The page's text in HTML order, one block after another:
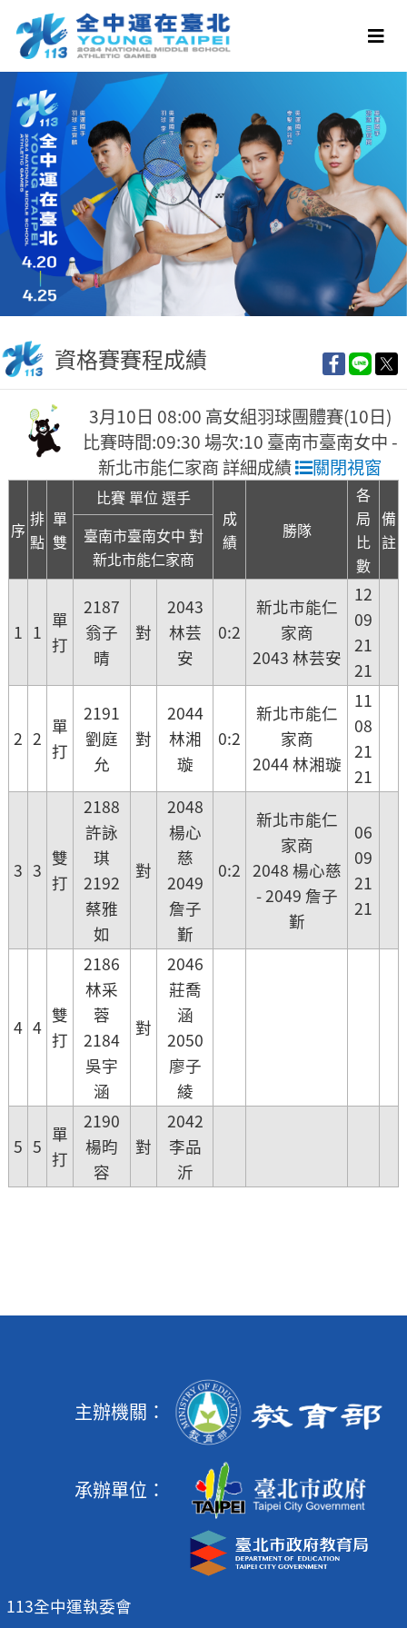
資格賽賽程成績
3月10日 08:00 高女組羽球團體賽(10日)
比賽時間:09:30 場次:10 臺南市臺南女中 -
新北市能仁家商 詳細成績
關閉視窗
序
排
點
單
雙
比賽 單位 選手
成
績
勝隊
各
局
比
數
備
註
臺南市臺南女中 對
新北市能仁家商
1 1
單
打
2187
翁子
晴
對
2043
林芸
安
0:2
新北市能仁
家商
2043 林芸安
12
09
21
21
2 2
單
打
2191
劉庭
允
對
2044
林湘
璇
0:2
新北市能仁
家商
2044 林湘璇
11
08
21
21
3 3
雙
打
2188
許詠
琪
2192
蔡雅
如
對
2048
楊心
慈
2049
詹子
斳
0:2
新北市能仁
家商
2048 楊心慈
- 2049 詹子
斳
06
09
21
21
4 4
雙
打
2186
林采
蓉
2184
吳宇
涵
對
2046
莊喬
涵
2050
廖子
綾
5 5
單
打
2190
楊昀
容
對
2042
李品
沂
主辦機關：
承辦單位：
113全中運執委會